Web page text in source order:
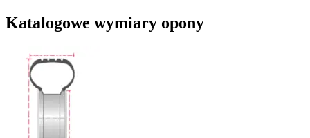
Katalogowe wymiary opony